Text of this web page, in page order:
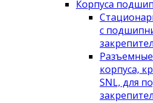
Корпуса
с
корпуса,
SNL, для